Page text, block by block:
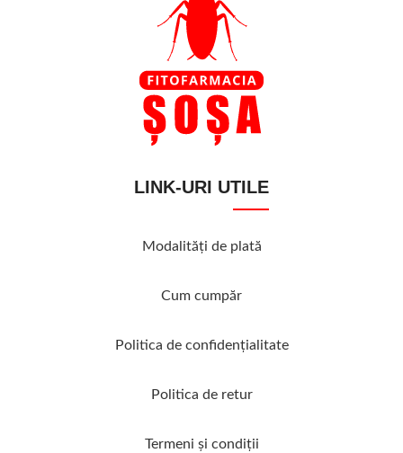
LINK-URI UTILE
Modalităţi de plată
Cum cumpăr
Politica de confidenţialitate
Politica de retur
Termeni şi condiţii